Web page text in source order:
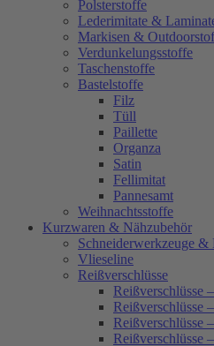
Polsterstoffe
Lederimitate &
Markisen &
Verdunkelungsstoffe
Taschenstoffe
Bastelstoffe
Filz
Tüll
Paillette
Organza
Satin
Fellimitat
Pannesamt
Weihnachtsstoffe
Kurzwaren & Nähzubehör
Schneiderwerkzeuge &
Vlieseline
Reißverschlüsse
Reißverschlüsse
Reißverschlüsse
Reißverschlüsse
Reißverschlüsse